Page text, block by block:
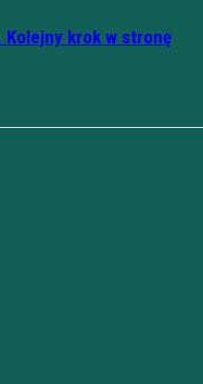
Kolejny krok w stronę